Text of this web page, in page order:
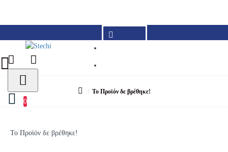
0
Το Προϊόν δε βρέθηκε!
Το Προϊόν δε βρέθηκε!